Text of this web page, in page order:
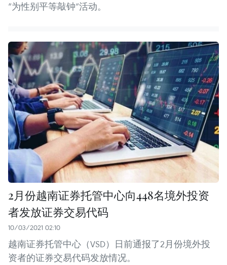
“为性别平等敲钟”活动。
2月份越南证券托管中心向448名境外投资
者发放证券交易代码
10/03/2021 02:10
越南证券托管中心（VSD）日前通报了2月份境外投
资者的证券交易代码发放情况。